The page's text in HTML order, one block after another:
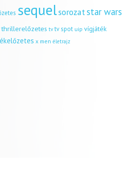
sequelsorozatstar wars
thrillerelőzetes tv tv spot uip vígjáték
x men életrajz